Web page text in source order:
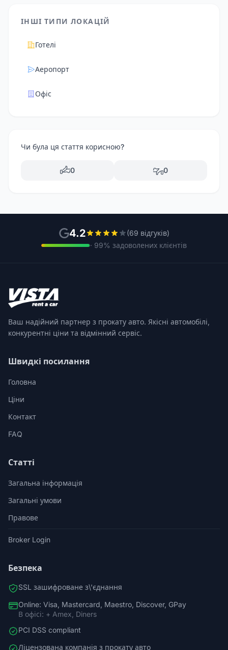
ІНШІ ТИПИ ЛОКАЦІЙ
Готелі
Аеропорт
Офіс
Чи була ця стаття корисною?
0 0
4.2
(69 відгуків)
· 99% задоволених клієнтів
Ваш надійний партнер з прокату авто. Якісні автомобілі,
конкурентні ціни та відмінний сервіс.
Швидкі посилання
Головна
Ціни
Контакт
FAQ
Статті
Загальна інформація
Загальні умови
Правове
Broker Login
Безпека
SSL зашифроване з\'єднання
Online: Visa, Mastercard, Maestro, Discover, GPay
В офісі: + Amex, Diners
PCI DSS compliant
Ліцензована компанія з прокату авто